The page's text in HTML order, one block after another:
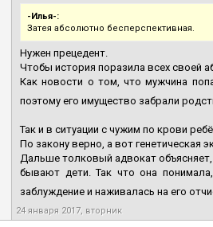
-Илья-:
Затея абсолютно бесперспективная.
Нужен прецедент.
Чтобы история поразила всех своей
Как новости о том, что мужчина
поэтому его имущество забрали
Так и в ситуации с чужим по крови
По закону верно, а вот генетическая
Дальше толковый адвокат объясняет,
бывают дети. Так что она
заблуждение и наживалась на его
24 января 2017, вторник